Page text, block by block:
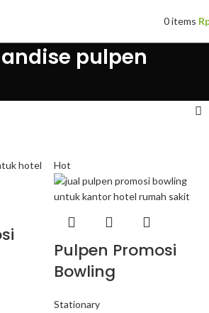
0items
pulpen
Hot
Pulpen Promosi
Bowling
Stationary